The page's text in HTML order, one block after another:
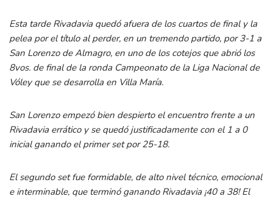
Esta tarde Rivadavia quedó afuera de los cuartos de final y la
pelea por el título al perder, en un tremendo partido, por 3-1 a
San Lorenzo de Almagro, en uno de los cotejos que abrió los
8vos. de final de la ronda Campeonato de la Liga Nacional de
Vóley que se desarrolla en Villa María.
San Lorenzo empezó bien despierto el encuentro frente a un
Rivadavia errático y se quedó justificadamente con el 1 a 0
inicial ganando el primer set por 25-18.
El segundo set fue formidable, de alto nivel técnico, emocional
e interminable, que terminó ganando Rivadavia ¡40 a 38! El